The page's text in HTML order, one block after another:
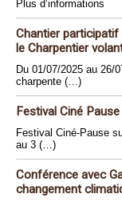
Plus d’informations
Chantier
le Charpentier
Du 01/07/2025 au 26/
charpente (…)
Festival Ciné
Festival Ciné-Pause
au 3 (…)
Conférence avec
changement